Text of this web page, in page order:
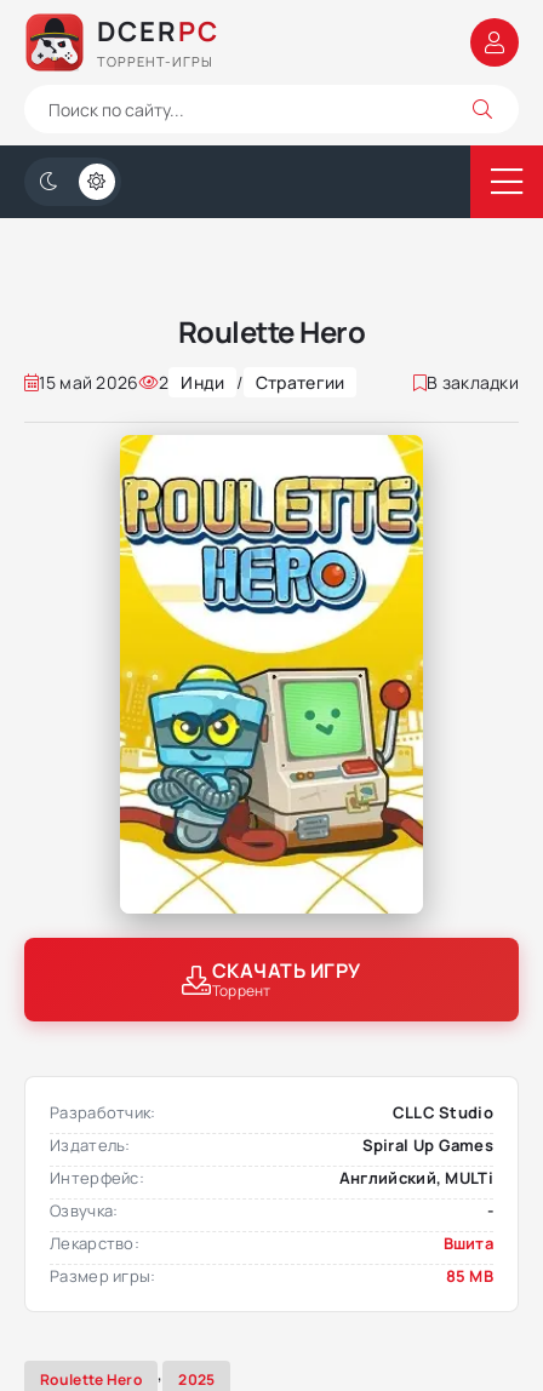
DCERPC
ТОРРЕНТ-ИГРЫ
Roulette Hero
15 май 2026 2 Инди / Стратегии В закладки
СКАЧАТЬ ИГРУ
Торрент
Разработчик:
CLLC Studio
Издатель:
Spiral Up Games
Интерфейс:
Английский, MULTi
Озвучка:
-
Лекарство:
Вшита
Размер игры:
85 MB
Roulette Hero , 2025